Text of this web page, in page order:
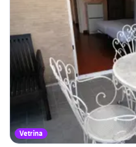
Vetrina